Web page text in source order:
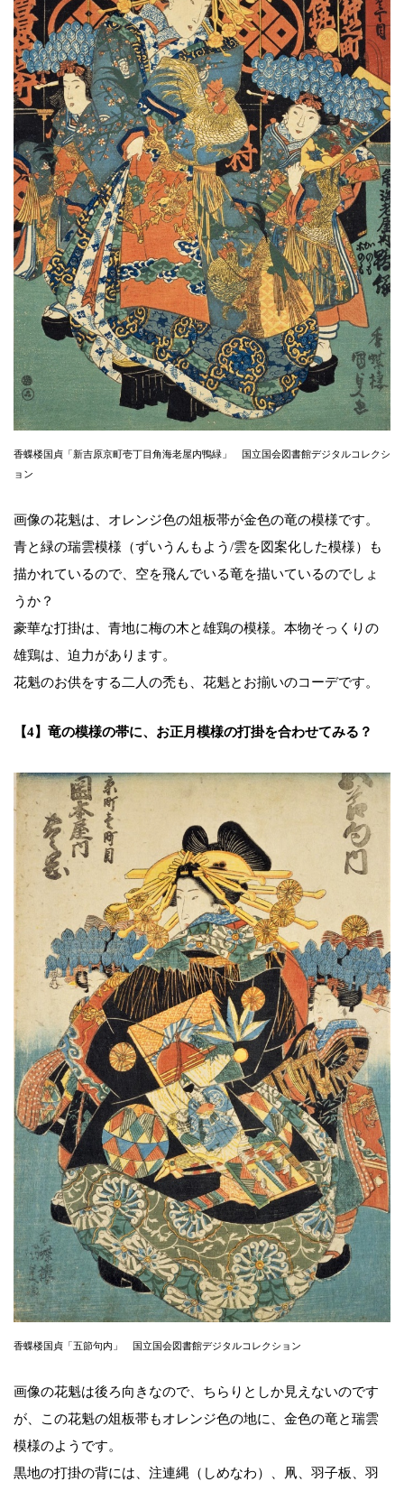
香蝶楼国貞「新吉原京町壱丁目角海老屋内鴨緑」 国立国会図書館デジタルコレクシ
ョン
画像の花魁は、オレンジ色の俎板帯が金色の竜の模様です。
青と緑の瑞雲模様（ずいうんもよう/雲を図案化した模様）も
描かれているので、空を飛んでいる竜を描いているのでしょ
うか？
豪華な打掛は、青地に梅の木と雄鶏の模様。本物そっくりの
雄鶏は、迫力があります。
花魁のお供をする二人の禿も、花魁とお揃いのコーデです。
【4】竜の模様の帯に、お正月模様の打掛を合わせてみる？
香蝶楼国貞「五節句内」 国立国会図書館デジタルコレクション
画像の花魁は後ろ向きなので、ちらりとしか見えないのです
が、この花魁の俎板帯もオレンジ色の地に、金色の竜と瑞雲
模様のようです。
黒地の打掛の背には、注連縄（しめなわ）、凧、羽子板、羽